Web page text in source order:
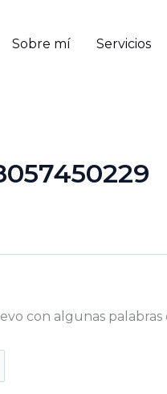
Sobre mí Servicios
con algunas palabras